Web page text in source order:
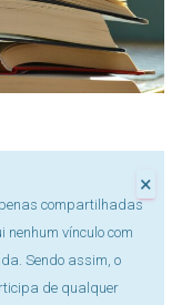
compartilhadas
nenhum vínculo com
Sendo assim, o
de qualquer
×